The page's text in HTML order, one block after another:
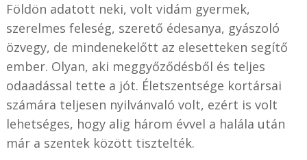
Földön adatott neki, volt vidám gyermek,
szerelmes feleség, szerető édesanya, gyászoló
özvegy, de mindenekelőtt az elesetteken segítő
ember. Olyan, aki meggyőződésből és teljes
odaadással tette a jót. Életszentsége kortársai
számára teljesen nyilvánvaló volt, ezért is volt
lehetséges, hogy alig három évvel a halála után
már a szentek között tisztelték.